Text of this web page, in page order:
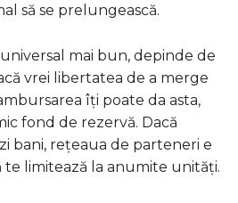
să se prelungească.
mai bun, depinde de
vrei libertatea de a merge
îți poate da asta,
fond de rezervă. Dacă
bani, rețeaua de parteneri e
te limitează la anumite unități.